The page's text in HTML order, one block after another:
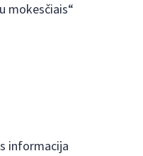
mokesčiais“
informacija